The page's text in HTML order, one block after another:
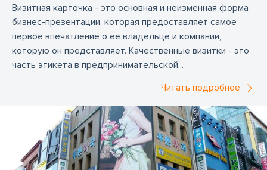
Самоклеющаяся липкая лента
Буквы из липкой ленты
Флаги
Изготовление флагов
Настольные флажки
Печать рубашки
Принт на Т-футболке
Фото на футболке
Лого на рубашке
Реклама на одежде
Распечатка на ткани
Визитная карточка - это основная и неизменная форма
бизнес-презентации, которая предоставляет самое
первое впечатление о ее владельце и компании,
которую он представляет. Качественные визитки - это
часть этикета в предпринимательской...
Читать подробнее